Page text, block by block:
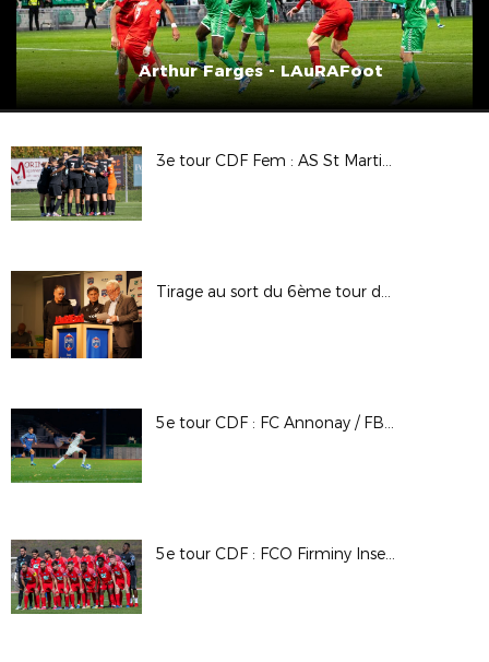
Arthur Farges - LAuRAFoot
3e tour CDF Fem : AS St Martin en Haut / Le Puy F 43
Tirage au sort du 6ème tour de Coupe de France - 24/25
5e tour CDF : FC Annonay / FBBP01
5e tour CDF : FCO Firminy Insersport / AS Misérieux Trévoux